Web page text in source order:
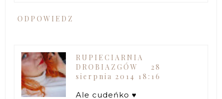
ODPOWIEDZ
RUPIECIARNIA
DROBIAZGÓW
28
sierpnia 2014 18:16
Ale cudeńko ♥